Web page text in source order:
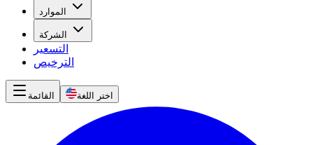
الموارد
الشركة
التسعير
الترخيص
القائمة اختر اللغة